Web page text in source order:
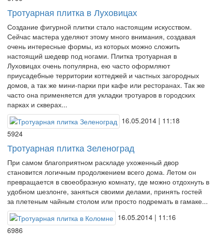
Тротуарная плитка в Луховицах
Создание фигурной плитки стало настоящим искусством.
Сейчас мастера уделяют этому много внимания, создавая
очень интересные формы, из которых можно сложить
настоящий шедевр под ногами. Плитка тротуарная в
Луховицах очень популярна, ею часто оформляют
приусадебные территории коттеджей и частных загородных
домов, а так же мини-парки при кафе или ресторанах. Так же
часто она применяется для укладки тротуаров в городских
парках и скверах...
16.05.2014 | 11:18
5924
Тротуарная плитка Зеленоград
При самом благоприятном раскладе ухоженный двор
становится логичным продолжением всего дома. Летом он
превращается в своеобразную комнату, где можно отдохнуть в
удобном шезлонге, заняться своими делами, принять гостей
за плетеным чайным столом или просто подремать в гамаке...
16.05.2014 | 11:16
6986